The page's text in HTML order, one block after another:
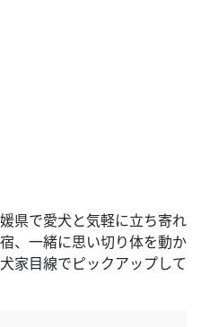
県で愛犬と気軽に立ち寄れ
、一緒に思い切り体を動か
家目線でピックアップして